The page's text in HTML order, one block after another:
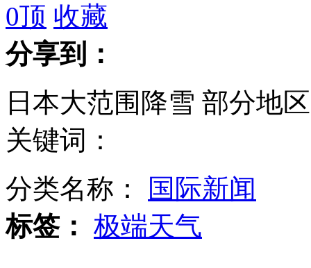
韩寒潮过后气温骤降 西海岸降暴雪
查韦斯癌症复发 公布继承人选
日本大选临近 各政党齐聚东京拉票
0顶 收藏
分享到：
日本大范围降雪 部分地
关键词：
分类名称：
国际新闻
标签： 极端天气